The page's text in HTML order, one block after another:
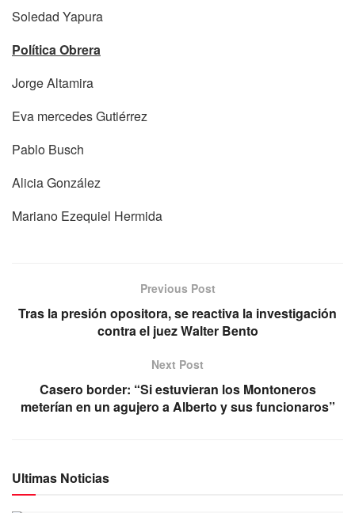
Soledad Yapura
Política Obrera
Jorge Altamira
Eva mercedes Gutiérrez
Pablo Busch
Alicia González
Mariano Ezequiel Hermida
Previous Post
Tras la presión opositora, se reactiva la investigación
contra el juez Walter Bento
Next Post
Casero border: “Si estuvieran los Montoneros
meterían en un agujero a Alberto y sus funcionaros”
Ultimas Noticias